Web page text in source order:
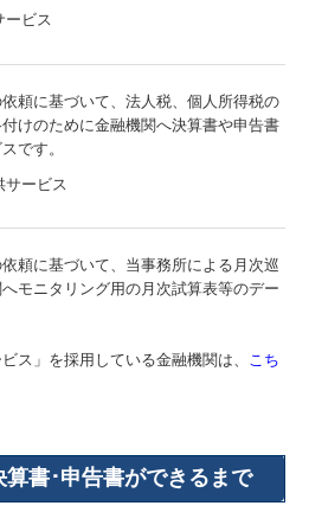
頼に基づいて、法人税、個人所得税の
けのために金融機関へ決算書や申告書
です。
頼に基づいて、当事務所による月次巡
モニタリング用の月次試算表等のデー
ス」を採用している金融機関は、 こち
書･申告書ができるまで